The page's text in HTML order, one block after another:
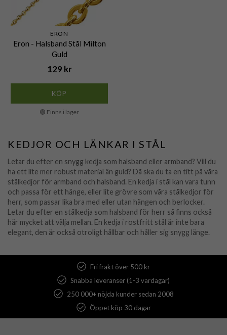
ERON
Eron - Halsband Stål Milton
Guld
129 kr
KÖP
🟢 Finns i lager
KEDJOR OCH LÄNKAR I STÅL
Letar du efter en snygg kedja som halsband eller armband? Vill du
ha ett lite mer robust material än guld? Då ska du ta en titt på våra
stålkedjor för armband och halsband. En kedja i stål kan vara tunn
och passa för ett hänge, eller lite grövre som våra stålkedjor för
herr, som passar lika bra med eller utan hängen och berlocker.
Letar du efter en stålkedja som halsband för herr så finns också
här mycket att välja mellan. En kedja i rostfritt stål är inte bara
elegant, den är också otroligt hållbar och håller sig snygg länge.
Fri frakt över 500 kr
Snabba leveranser (1-3 vardagar)
250 000+ nöjda kunder sedan 2008
Öppet köp 30 dagar